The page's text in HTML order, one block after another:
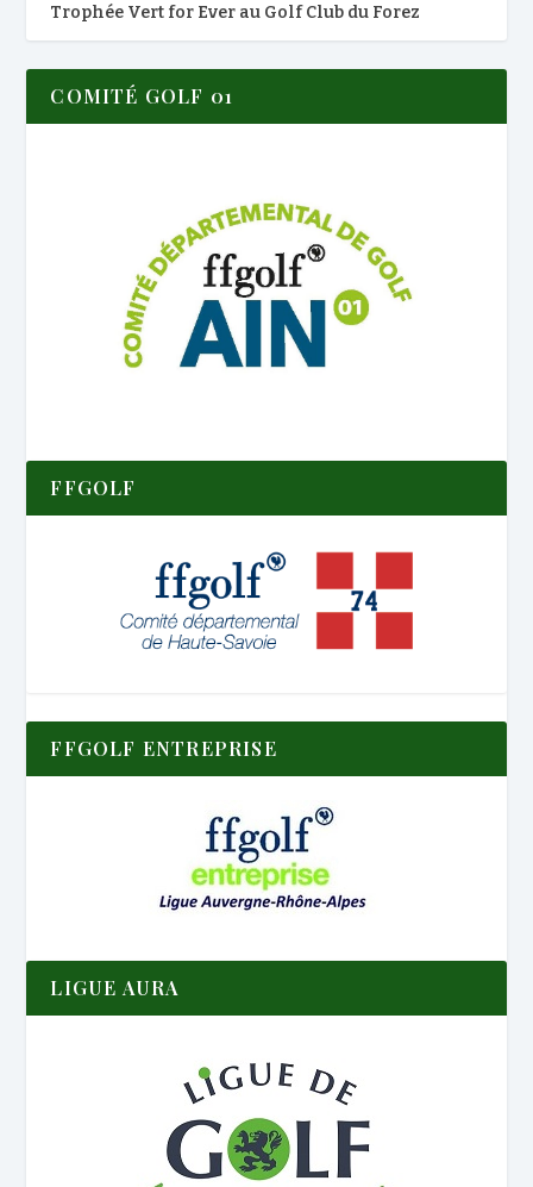
Trophée Vert for Ever au Golf Club du Forez
COMITÉ GOLF 01
FFGOLF
FFGOLF ENTREPRISE
LIGUE AURA